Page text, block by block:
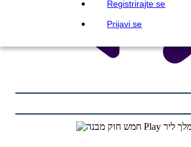
Registrirajte se
Prijavi se